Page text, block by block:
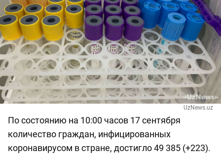
UzNews.uz
По состоянию на 10:00 часов 17 сентября
количество граждан, инфицированных
коронавирусом в стране, достигло 49 385 (+223).